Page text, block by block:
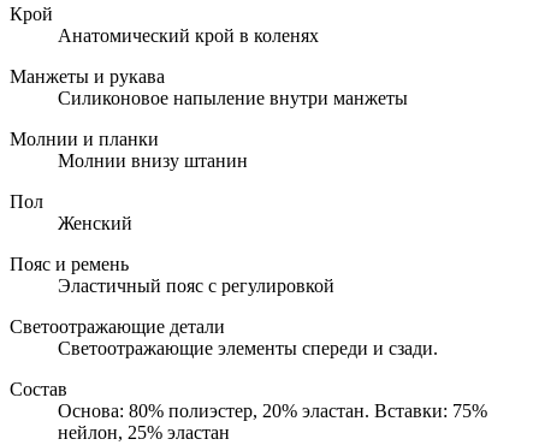
Крой
Анатомический крой в коленях
Манжеты и рукава
Cиликоновое напыление внутри манжеты
Молнии и планки
Молнии внизу штанин
Пол
Женский
Пояс и ремень
Эластичный пояс с регулировкой
Светоотражающие детали
Светоотражающие элементы спереди и сзади.
Состав
Основа: 80% полиэстер, 20% эластан. Вставки: 75%
нейлон, 25% эластан